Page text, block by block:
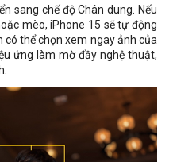
sang chế độ Chân dung. Nếu
mèo, iPhone 15 sẽ tự động
có thể chọn xem ngay ảnh của
ứng làm mờ đầy nghệ thuật,